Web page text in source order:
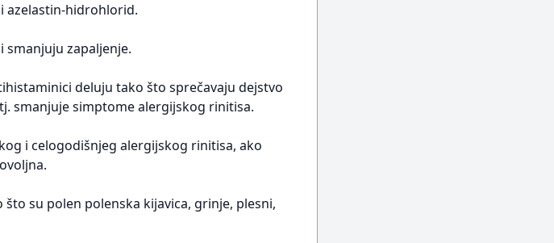
azelastin-hidrohlorid.
zapaljenje.
deluju tako što sprečavaju dejstvo
smanjuje simptome alergijskog rinitisa.
i celogodišnjeg alergijskog rinitisa, ako
su polen polenska kijavica, grinje, plesni,